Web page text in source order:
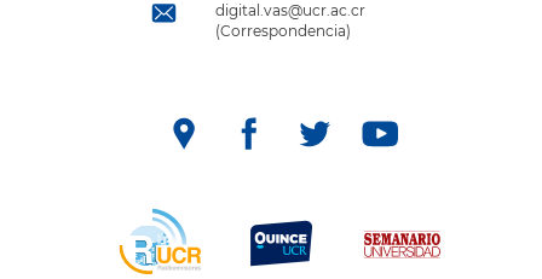
digital.vas@ucr.ac.cr
(Correspondencia)